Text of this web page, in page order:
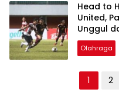
Head to
United,
Unggul
Olahraga
1 2